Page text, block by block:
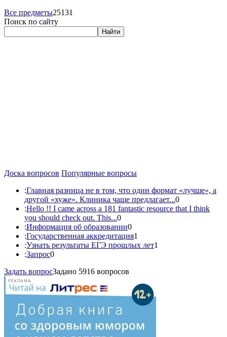
Все предметы25131
Поиск по сайту
Найти
Доска вопросов Популярные вопросы
:Главная разница не в том, что один формат «лучше», а
другой «хуже». Клиника чаще предлагает...0
:Hello !! I came across a 181 fantastic resource that I think
you should check out. This...0
:Информация об образовании0
:Государственная аккредитация1
:Узнать результаты ЕГЭ прошлых лет1
:Запрос0
Задать вопросЗадано 5916 вопросов
РЕКЛАМА